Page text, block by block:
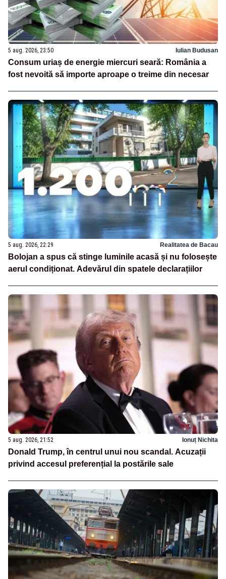
5 aug. 2026, 23:50 Iulian Budusan
Consum uriaș de energie miercuri seară: România a
fost nevoită să importe aproape o treime din necesar
5 aug. 2026, 22:29 Realitatea de Bacau
Bolojan a spus că stinge luminile acasă și nu folosește
aerul condiționat. Adevărul din spatele declarațiilor
5 aug. 2026, 21:52 Ionuț Nichita
Donald Trump, în centrul unui nou scandal. Acuzații
privind accesul preferențial la postările sale